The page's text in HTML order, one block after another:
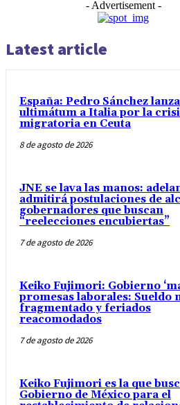
- Advertisement -
Latest article
España: Pedro Sánchez
ultimátum a Italia por la
migratoria en Ceuta
8 de agosto de 2026
JNE se lava las manos:
admitirá postulaciones de
gobernadores que buscan
“reelecciones encubiertas”
7 de agosto de 2026
Keiko Fujimori: Gobierno
promesas laborales: Sueldo
fragmentado y feriados
reacomodados
7 de agosto de 2026
Keiko Fujimori es la que
Gobierno de México para el